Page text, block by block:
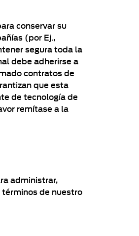
conservar su
(por Ej.,
segura toda la
debe adherirse a
contratos de
que esta
de tecnología de
remítase a la
administrar,
de nuestro